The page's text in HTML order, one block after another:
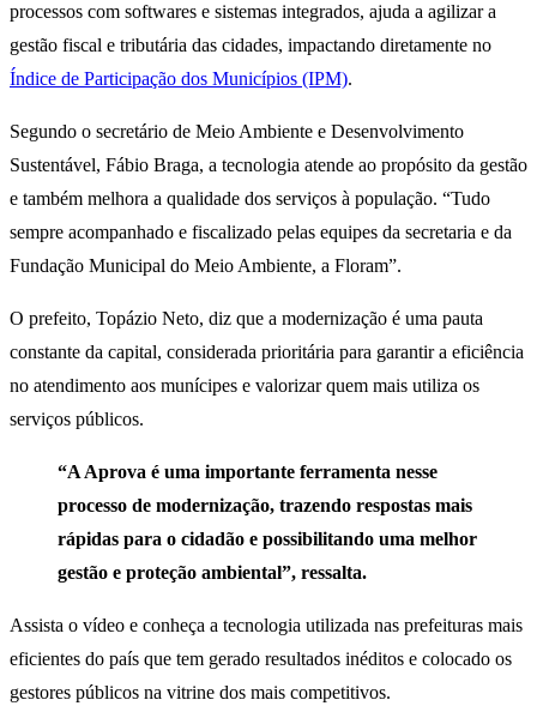
processos com softwares e sistemas integrados, ajuda a agilizar a
gestão fiscal e tributária das cidades, impactando diretamente no
Índice de Participação dos Municípios (IPM).
Segundo o secretário de Meio Ambiente e Desenvolvimento
Sustentável, Fábio Braga, a tecnologia atende ao propósito da gestão
e também melhora a qualidade dos serviços à população. “Tudo
sempre acompanhado e fiscalizado pelas equipes da secretaria e da
Fundação Municipal do Meio Ambiente, a Floram”.
O prefeito, Topázio Neto, diz que a modernização é uma pauta
constante da capital, considerada prioritária para garantir a eficiência
no atendimento aos munícipes e valorizar quem mais utiliza os
serviços públicos.
“A Aprova é uma importante ferramenta nesse
processo de modernização, trazendo respostas mais
rápidas para o cidadão e possibilitando uma melhor
gestão e proteção ambiental”, ressalta.
Assista o vídeo e conheça a tecnologia utilizada nas prefeituras mais
eficientes do país que tem gerado resultados inéditos e colocado os
gestores públicos na vitrine dos mais competitivos.